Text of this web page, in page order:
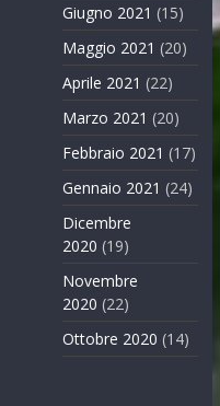
Giugno 2021 (15)
Maggio 2021 (20)
Aprile 2021 (22)
Marzo 2021 (20)
Febbraio 2021 (17)
Gennaio 2021 (24)
Dicembre
2020 (19)
Novembre
2020 (22)
Ottobre 2020 (14)